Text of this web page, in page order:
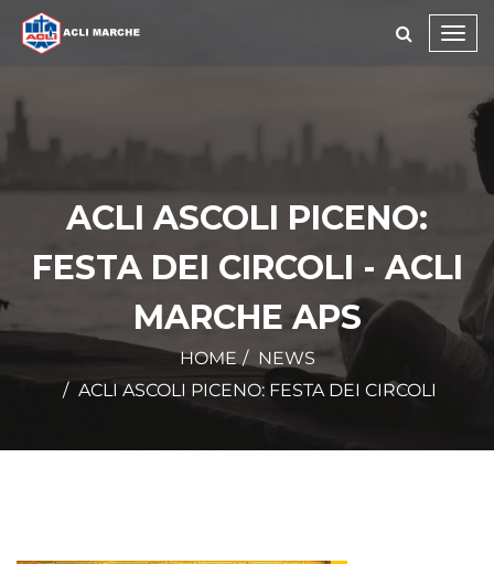
ACLI ASCOLI PICENO:
FESTA DEI CIRCOLI - ACLI
MARCHE APS
HOME
NEWS
ACLI ASCOLI PICENO: FESTA DEI CIRCOLI